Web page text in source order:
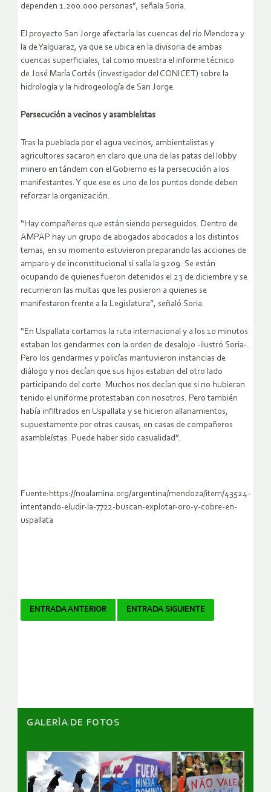
dependen 1.200.000 personas”, señala Soria.
El proyecto San Jorge afectaría las cuencas del río Mendoza y
la de Yalguaraz, ya que se ubica en la divisoria de ambas
cuencas superficiales, tal como muestra el informe técnico
de José María Cortés (investigador del CONICET) sobre la
hidrología y la hidrogeología de San Jorge.
Persecución a vecinos y asambleístas
Tras la pueblada por el agua vecinos, ambientalistas y
agricultores sacaron en claro que una de las patas del lobby
minero en tándem con el Gobierno es la persecución a los
manifestantes. Y que ese es uno de los puntos donde deben
reforzar la organización.
“Hay compañeros que están siendo perseguidos. Dentro de
AMPAP hay un grupo de abogados abocados a los distintos
temas, en su momento estuvieron preparando las acciones de
amparo y de inconstitucional si salía la 9209. Se están
ocupando de quienes fueron detenidos el 23 de diciembre y se
recurrieron las multas que les pusieron a quienes se
manifestaron frente a la Legislatura”, señaló Soria.
“En Uspallata cortamos la ruta internacional y a los 10 minutos
estaban los gendarmes con la orden de desalojo -ilustró Soria-.
Pero los gendarmes y policías mantuvieron instancias de
diálogo y nos decían que sus hijos estaban del otro lado
participando del corte. Muchos nos decían que si no hubieran
tenido el uniforme protestaban con nosotros. Pero también
había infiltrados en Uspallata y se hicieron allanamientos,
supuestamente por otras causas, en casas de compañeros
asambleístas. Puede haber sido casualidad”.
Fuente:https://noalamina.org/argentina/mendoza/item/43524-
intentando-eludir-la-7722-buscan-explotar-oro-y-cobre-en-
uspallata
Navegador
ENTRADA ANTERIOR ENTRADA SIGUIENTE
GALERÌA DE FOTOS